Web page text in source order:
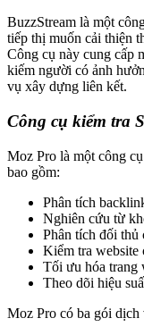
BuzzStream là một
tiếp thị muốn cải thiện
Công cụ này cung cấp
kiếm người có ảnh
vụ xây dựng liên kết.
Công cụ kiểm tra
Moz Pro là một công
bao gồm:
Phân tích
Nghiên cứu từ
Phân tích đối thủ
Kiểm tra website
Tối ưu hóa trang
Theo dõi hiệu
Moz Pro có ba gói dịch